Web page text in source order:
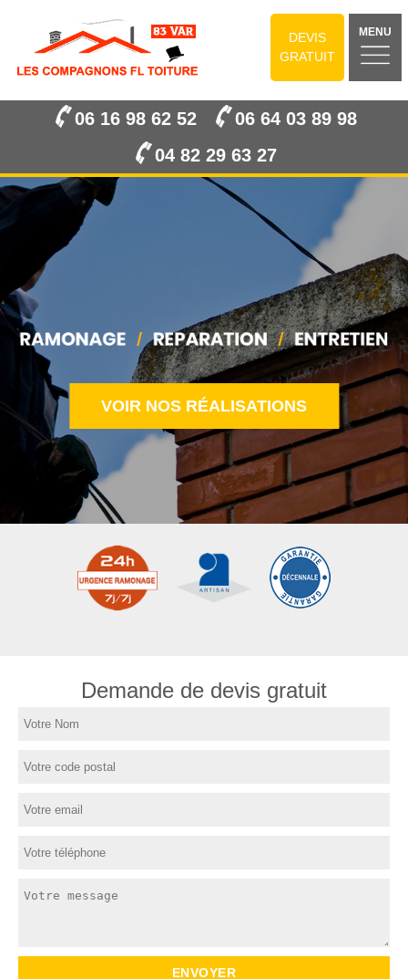
DEVIS
GRATUIT
MENU
06 16 98 62 52
06 64 03 89 98
04 82 29 63 27
VOIR NOS RÉALISATIONS
Demande de devis gratuit